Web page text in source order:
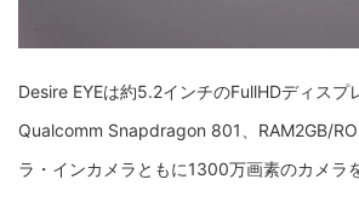
Desire EYEは約5.2インチのFullHDディスプ
Qualcomm Snapdragon 801、RAM2GB/
ラ・インカメラともに1300万画素のカメラ